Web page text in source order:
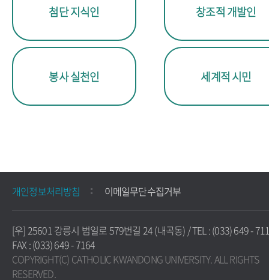
첨단 지식인 창조적 개발인
봉사 실천인 세계적 시민
개인정보처리방침 이메일무단수집거부
[우] 25601 강릉시 범일로 579번길 24 (내곡동) / TEL : (033) 649 -
FAX : (033) 649 - 7164
COPYRIGHT(C) CATHOLIC KWANDONG UNIVERSITY. ALL RIGHTS
RESERVED.